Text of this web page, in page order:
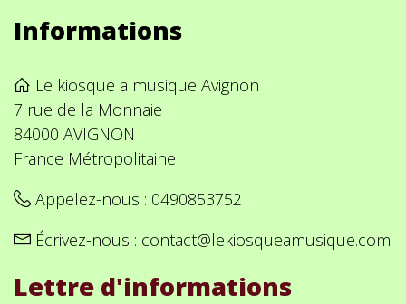
Informations
Le kiosque a musique Avignon
7 rue de la Monnaie
84000 AVIGNON
France Métropolitaine
Appelez-nous : 0490853752
Écrivez-nous : contact@lekiosqueamusique.com
Lettre d'informations